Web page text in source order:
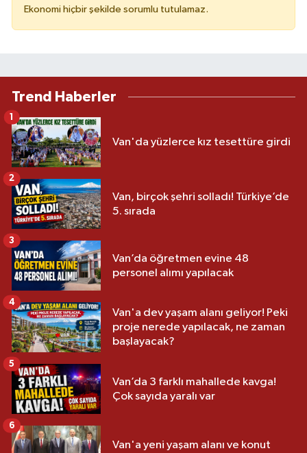
Ekonomi hiçbir şekilde sorumlu tutulamaz.
Trend Haberler
Van'da yüzlerce kız tesettüre girdi
1
Van, birçok şehri solladı! Türkiye’de
5. sırada
2
Van’da öğretmen evine 48
personel alımı yapılacak
3
Van'a dev yaşam alanı geliyor! Peki
proje nerede yapılacak, ne zaman
başlayacak?
4
Van’da 3 farklı mahallede kavga!
Çok sayıda yaralı var
5
Van'a yeni yaşam alanı ve konut
6